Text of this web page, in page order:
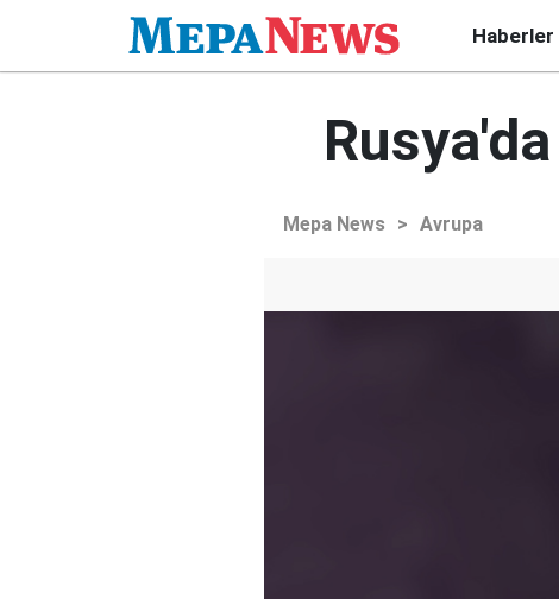
Haberler
Mepa News > Avrupa